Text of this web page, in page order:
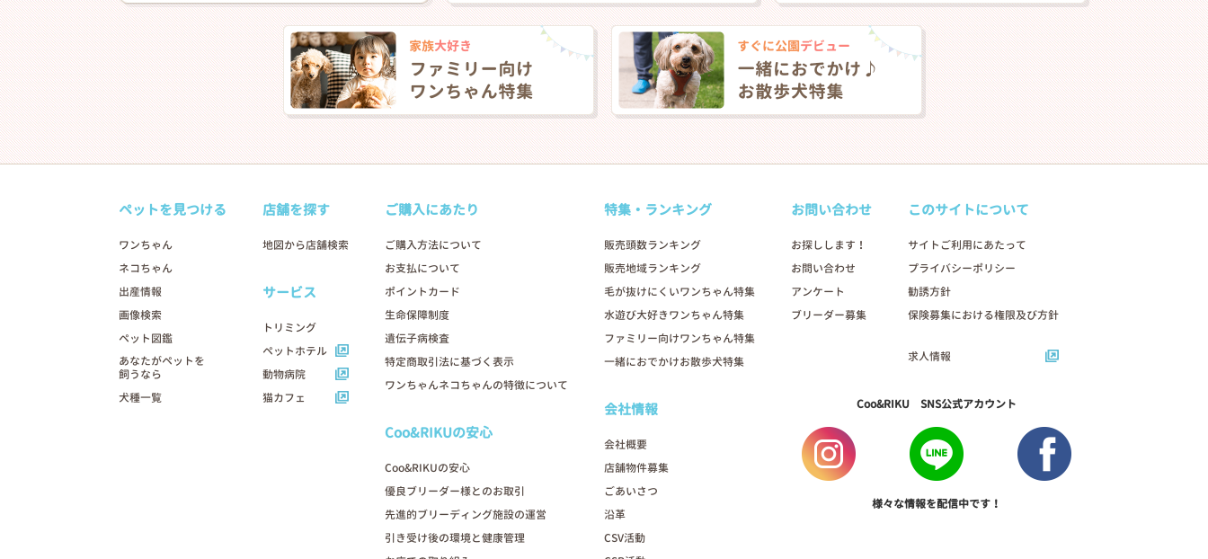
ペットを見つける
ワンちゃん
ネコちゃん
出産情報
画像検索
ペット図鑑
あなたがペットを
飼うなら
犬種一覧
店舗を探す
地図から店舗検索
サービス
トリミング
ペットホテル
動物病院
猫カフェ
ご購入にあたり
ご購入方法について
お支払について
ポイントカード
生命保障制度
遺伝子病検査
特定商取引法に基づく表示
ワンちゃんネコちゃんの特徴について
Coo&RIKUの安心
Coo&RIKUの安心
優良ブリーダー様とのお取引
先進的ブリーディング施設の運営
引き受け後の環境と健康管理
特集・ランキング
販売頭数ランキング
販売地域ランキング
毛が抜けにくいワンちゃん特集
水遊び大好きワンちゃん特集
ファミリー向けワンちゃん特集
一緒におでかけお散歩犬特集
会社情報
会社概要
店舗物件募集
ごあいさつ
沿革
CSV活動
お問い合わせ
お探しします！
お問い合わせ
アンケート
ブリーダー募集
このサイトについて
サイトご利用にあたって
プライバシーポリシー
勧誘方針
保険募集における権限及び方針
求人情報
Coo&RIKU SNS公式アカウント
様々な情報を配信中です！